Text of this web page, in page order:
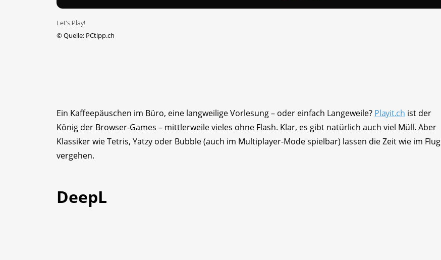
Let's Play!
©Quelle: PCtipp.ch
Ein Kaffeepäuschen im Büro, eine langweilige Vorlesung – oder einfach Langeweile? Playit.ch ist der
König der Browser-Games – mittlerweile vieles ohne Flash. Klar, es gibt natürlich auch viel Müll. Aber
Klassiker wie Tetris, Yatzy oder Bubble (auch im Multiplayer-Mode spielbar) lassen die Zeit wie im Flug
vergehen.
DeepL